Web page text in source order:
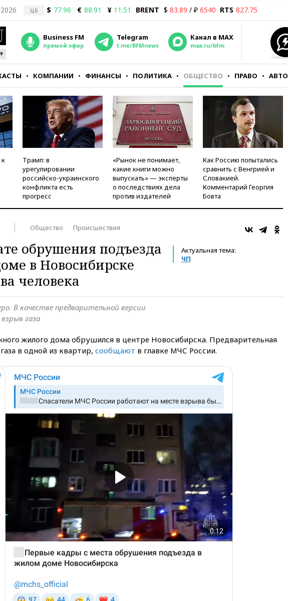
ЦБ $ 77.96 € 88.91 ¥ 11.51 BRENT $ 83.89 / ₽ 6540 RTS 827.75
Business FM
прямой эфир
Telegram
t.me/BFMnews
Канал в MAX
max.ru/bfm
КОМПАНИИ ФИНАНСЫ ПОЛИТИКА ОБЩЕСТВО ПРАВО АВТО
Трамп: в
урегулировании
российско-украинского
конфликта есть
прогресс
«Рынок не понимает,
какие книги можно
выпускать» — эксперты
о последствиях дела
против издателей
Как Россию попытались
сравнить с Венгрией и
Словакией.
Комментарий Георгия
Бовта
Общество Происшествия
Актуальная тема:
ЧП
обрушения подъезда
в Новосибирске
человека
В качестве предварительной версии
газа
жилого дома обрушился в центре Новосибирска. Предварительная
в одной из квартир, сообщают в главке МЧС России.